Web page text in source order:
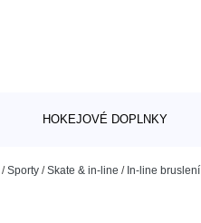
HOKEJOVÉ DOPLNKY
/Sporty /Skate & in-line / In-line bruslení